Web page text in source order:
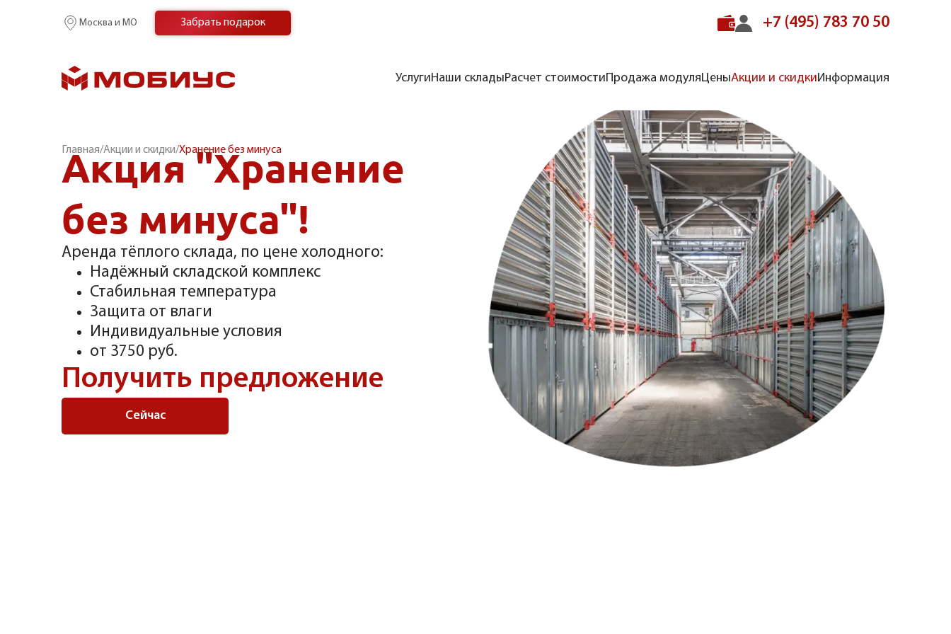
Москва и МО Забрать подарок +7 (495) 783 70 50
УслугиНаши складыРасчет стоимостиПродажа модуляЦеныАкции и скидкиИнформация
Главная/Акции и скидки/Хранение без минуса
Акция "Хранение
без минуса"!
Аренда тёплого склада, по цене холодного:
Надёжный складской комплекс
Стабильная температура
Защита от влаги
Индивидуальные условия
от 3750 руб.
Получить предложение
Сейчас